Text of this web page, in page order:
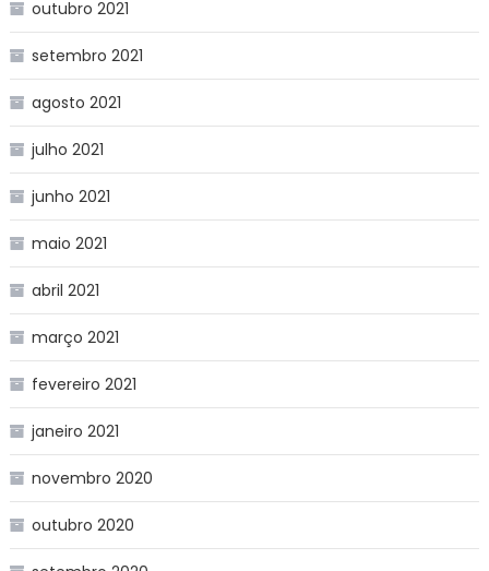
outubro 2021
setembro 2021
agosto 2021
julho 2021
junho 2021
maio 2021
abril 2021
março 2021
fevereiro 2021
janeiro 2021
novembro 2020
outubro 2020